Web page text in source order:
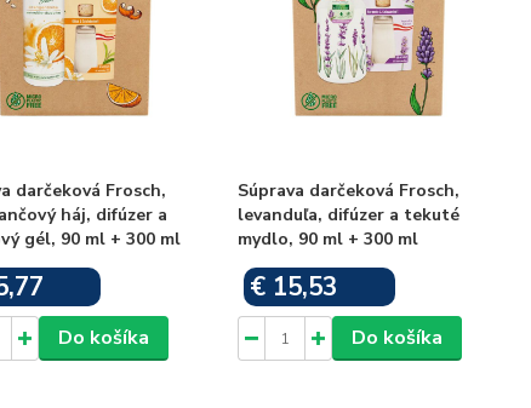
darčeková Frosch,
háj, difúzer a
gél, 90 ml + 300 ml
Do košíka
Súprava darčeková Frosch,
levanduľa, difúzer a tekuté
mydlo, 90 ml + 300 ml
€ 15,53
Do košíka